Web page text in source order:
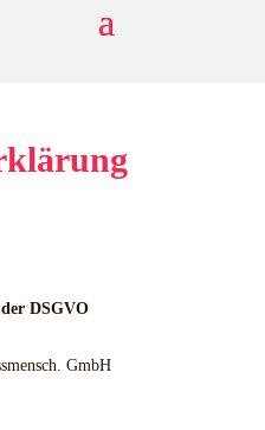
DSGVO
GmbH